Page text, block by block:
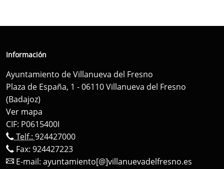
Información
Ayuntamiento de Villanueva del Fresno
Plaza de España, 1 - 06110 Villanueva del Fresno
(Badajoz)
Ver mapa
CIF: P0615400I
Telf.: 924427000
Fax: 924427223
E-mail: ayuntamiento[@]villanuevadelfresno.es